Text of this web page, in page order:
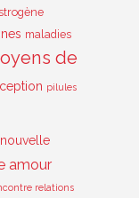
maladies
de
pilules
amour
relations